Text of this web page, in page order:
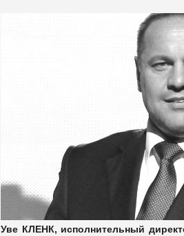
Уве КЛЕНК, исполнительный